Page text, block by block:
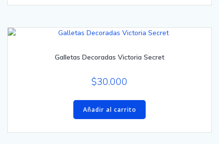
Galletas Decoradas Victoria Secret
$30.000
Añadir al carrito